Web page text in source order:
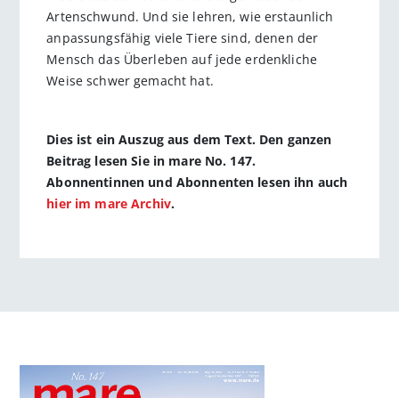
Artenschwund. Und sie lehren, wie erstaunlich
anpassungsfähig viele Tiere sind, denen der
Mensch das Überleben auf jede erdenkliche
Weise schwer gemacht hat.
Dies ist ein Auszug aus dem Text. Den ganzen
Beitrag lesen Sie in mare No. 147.
Abonnentinnen und Abonnenten lesen ihn auch
hier im mare Archiv.